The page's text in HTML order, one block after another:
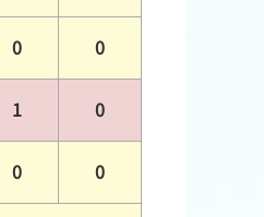
0 0
1 0
0 0